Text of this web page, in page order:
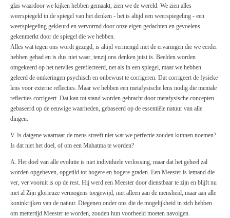
glas waardoor we kijken hebben gemaakt, zien we de wereld. We zien alles
weerspiegeld in de spiegel van het denken - het is altijd een weerspiegeling - een
weerspiegeling gekleurd en vervormd door onze eigen gedachten en gevoelens -
gekenmerkt door de spiegel die we hebben.
Alles wat tegen ons wordt gezegd, is altijd vermengd met de ervaringen die we eerder
hebben gehad en is dus niet waar, tenzij ons denken juist is. Beelden worden
omgekeerd op het netvlies gereflecteerd, net als in een spiegel, maar we hebben
geleerd de omkeringen psychisch en onbewust te corrigeren. Dat corrigeert de fysieke
lens voor externe reflecties. Maar we hebben een metafysische lens nodig die mentale
reflecties corrigeert. Dat kan tot stand worden gebracht door metafysische concepten
gebaseerd op de eeuwige waarheden, gebaseerd op de essentiële natuur van alle
dingen.
V. Is datgene waarnaar de mens streeft niet wat we perfectie zouden kunnen noemen?
Is dat niet het doel, of om een Mahatma te worden?
A. Het doel van alle evolutie is niet individuele verlossing, maar dat het geheel zal
worden opgeheven, opgetild tot hogere en hogere graden. Een Meester is iemand die
ver, ver vooruit is op de rest. Hij werd een Meester door dienstbaar te zijn en blijft nu
met al Zijn glorieuze vermogens toegewijd, niet alleen aan de mensheid, maar aan alle
koninkrijken van de natuur. Diegenen onder ons die de mogelijkheid in zich hebben
om mettertijd Meester te worden, zouden hun voorbeeld moeten navolgen.